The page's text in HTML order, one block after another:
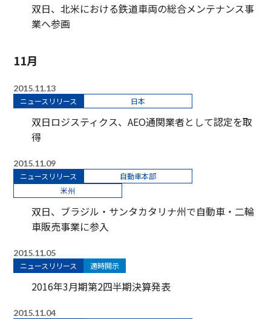
双日、北米における鉄道車両の総合メンテナンス事
業へ参画
11月
2015.11.13
ニュースリリース
日本
双日ロジスティクス、AEO通関業者として認定を取
得
2015.11.09
ニュースリリース
自動車本部
米州
双日、ブラジル・サンタカタリナ州で自動車・二輪
車販売事業に参入
2015.11.05
ニュースリリース
適時開示
2016年3月期第2四半期決算発表
2015.11.04